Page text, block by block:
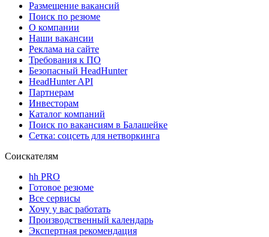
Размещение вакансий
Поиск по резюме
О компании
Наши вакансии
Реклама на сайте
Требования к ПО
Безопасный HeadHunter
HeadHunter API
Партнерам
Инвесторам
Каталог компаний
Поиск по вакансиям в Балашейке
Сетка: соцсеть для нетворкинга
Соискателям
hh PRO
Готовое резюме
Все сервисы
Хочу у вас работать
Производственный календарь
Экспертная рекомендация